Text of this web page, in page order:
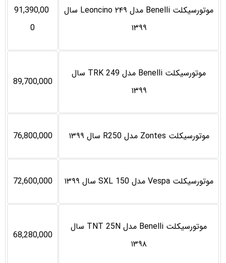
موتورسیکلت Benelli مدل Leoncino ۲۴۹ سال
۱۳۹۹
91,390,00
0
موتورسیکلت Benelli مدل TRK 249 سال
۱۳۹۹
89,700,000
موتورسیکلت Zontes مدل R250 سال ۱۳۹۹ 76,800,000
موتورسیکلت Vespa مدل SXL 150 سال ۱۳۹۹ 72,600,000
موتورسیکلت Benelli مدل TNT 25N سال
۱۳۹۸
68,280,000